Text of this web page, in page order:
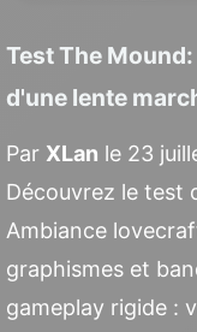
Test The
d'une lente
Par XLan le 23
Découvrez le test
Ambiance
graphismes et
gameplay rigide :